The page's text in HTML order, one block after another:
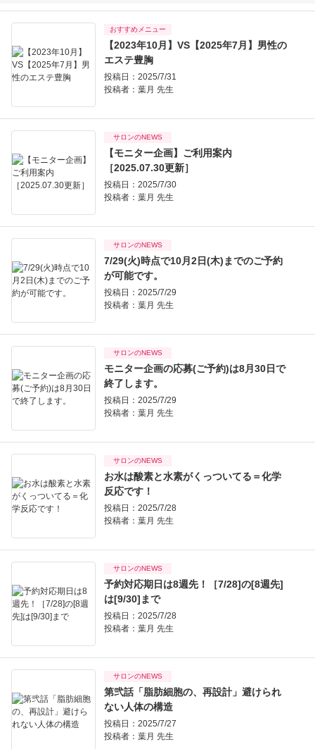
おすすめメニュー
【2023年10月】VS【2025年7月】男性の
エステ豊胸
投稿日：2025/7/31
投稿者： 葉月 先生
サロンのNEWS
【モニター企画】ご利用案内
［2025.07.30更新］
投稿日：2025/7/30
投稿者： 葉月 先生
サロンのNEWS
7/29(火)時点で10月2日(木)までのご予約
が可能です。
投稿日：2025/7/29
投稿者： 葉月 先生
サロンのNEWS
モニター企画の応募(ご予約)は8月30日で
終了します。
投稿日：2025/7/29
投稿者： 葉月 先生
サロンのNEWS
お水は酸素と水素がくっついてる＝化学
反応です！
投稿日：2025/7/28
投稿者： 葉月 先生
サロンのNEWS
予約対応期日は8週先！［7/28]の[8週先]
は[9/30]まで
投稿日：2025/7/28
投稿者： 葉月 先生
サロンのNEWS
第弐話「脂肪細胞の、再設計」避けられ
ない人体の構造
投稿日：2025/7/27
投稿者： 葉月 先生